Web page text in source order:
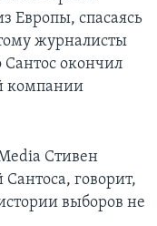
Европы, спасаясь
журналисты
Сантос окончил
компании
Стивен
говорит,
выборов не